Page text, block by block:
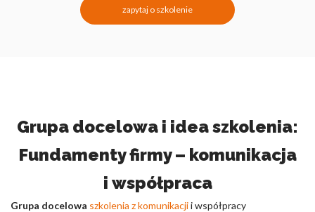
zapytaj o szkolenie
Grupa docelowa i idea szkolenia:
Fundamenty firmy – komunikacja
i współpraca
Grupa docelowa szkolenia z komunikacjii współpracy